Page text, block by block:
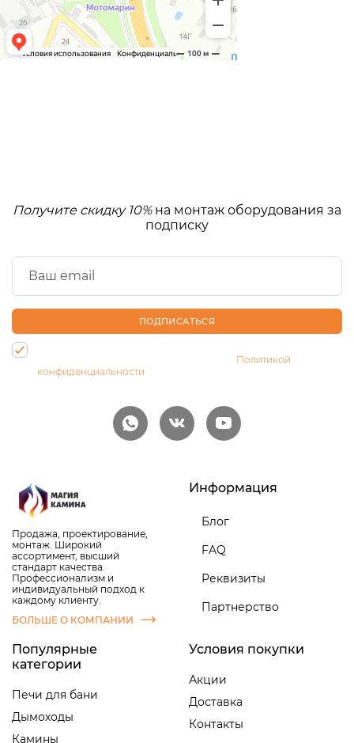
Получите скидку 10%на монтаж оборудования за
подписку
ПОДПИСАТЬСЯ
Политикой
конфиденциальности
Продажа, проектирование,
монтаж. Широкий
ассортимент, высший
стандарт качества.
Профессионализм и
индивидуальный подход к
каждому клиенту.
БОЛЬШЕ О КОМПАНИИ
Информация
Блог
FAQ
Реквизиты
Партнерство
Популярные
категории
Печи для бани
Дымоходы
Камины
Условия покупки
Акции
Доставка
Контакты